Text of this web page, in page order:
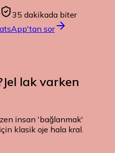
35 dakikada biter
sor
Jel lak varken
insan 'bağlanmak'
klasik oje hala kral.